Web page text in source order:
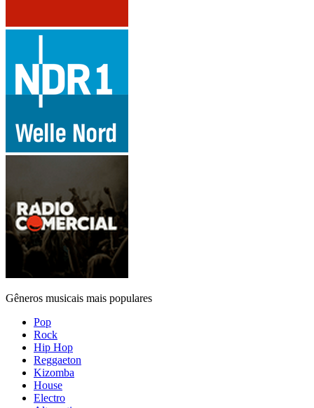
Gêneros musicais mais populares
Pop
Rock
Hip Hop
Reggaeton
Kizomba
House
Electro